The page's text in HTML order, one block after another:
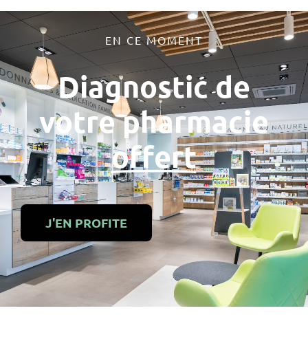
EN CE MOMENT
Diagnostic de
votre pharmacie
offert
J'EN PROFITE